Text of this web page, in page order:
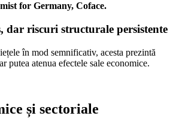
for Germany, Coface.
dar riscuri structurale persistente
în mod semnificativ, acesta prezintă
putea atenua efectele sale economice.
și sectoriale